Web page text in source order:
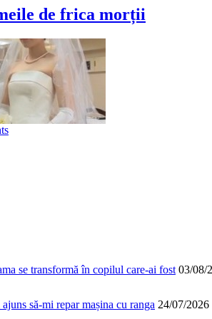
de frica morții
se transformă în copilul care-ai fost 03/08/
să-mi repar mașina cu ranga 24/07/2026